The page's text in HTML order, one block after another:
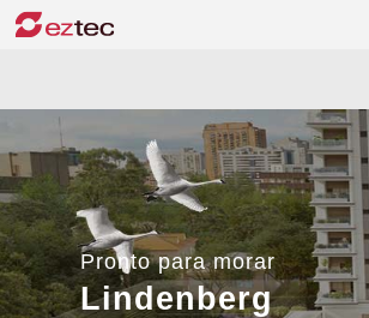
Pronto para morar
Lindenberg